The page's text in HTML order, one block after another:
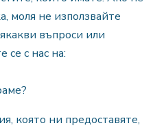
моля не използвайте
въпроси или
се с нас на:
която ни предоставяте,